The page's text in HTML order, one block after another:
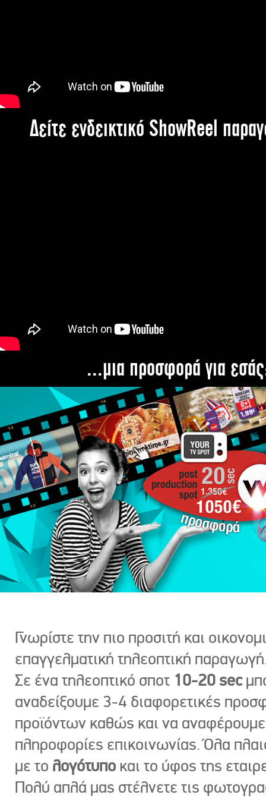
Δείτε ενδεικτικό ShowReel
...μια προσφορά για
Γνωρίστε την πιο προσιτή και
επαγγελματική τηλεοπτική
Σε ένα τηλεοπτικό σποτ 10-20 sec
αναδείξουμε 3-4 διαφορετικές
προϊόντων καθώς και να
πληροφορίες επικοινωνίας. Όλα
με το λογότυπο και το ύφος της
Πολύ απλά μας στέλνετε τις